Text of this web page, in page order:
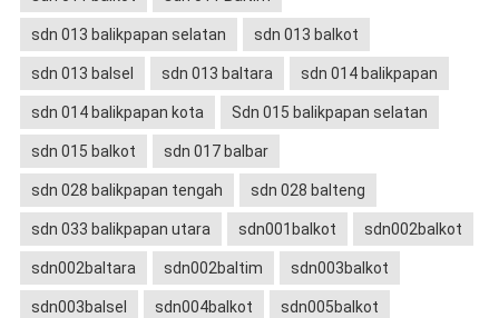
sdn 013 balikpapan selatan sdn 013 balkot
sdn 013 balsel sdn 013 baltara sdn 014 balikpapan
sdn 014 balikpapan kota Sdn 015 balikpapan selatan
sdn 015 balkot sdn 017 balbar
sdn 028 balikpapan tengah sdn 028 balteng
sdn 033 balikpapan utara sdn001balkot sdn002balkot
sdn002baltara sdn002baltim sdn003balkot
sdn003balsel sdn004balkot sdn005balkot